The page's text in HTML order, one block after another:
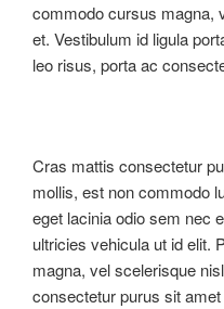
commodo cursus magna,
et. Vestibulum id ligula
leo risus, porta ac
Cras mattis consectetur
mollis, est non commodo
eget lacinia odio sem nec
ultricies vehicula ut id elit.
magna, vel scelerisque
consectetur purus sit